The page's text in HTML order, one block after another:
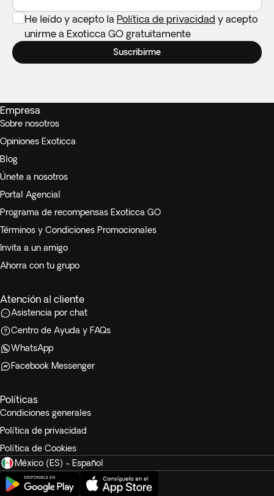
He leído y acepto la Política de privacidad y acepto
unirme a Exoticca GO gratuitamente
Suscribirme
Empresa
Sobre nosotros
Opiniones Exoticca
Blog
Únete a nosotros
Portal Agencial
Programa de recompensas Exoticca GO
Términos y Condiciones Promocionales
Invita a un amigo
Ahorra con tu grupo
Atención al cliente
Asistencia por chat
Centro de Ayuda y FAQs
WhatsApp
Facebook Messenger
Políticas
Condiciones generales
Política de privacidad
Política de Cookies
México (ES) - Español